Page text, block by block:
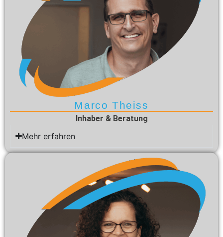
Marco Theiss
Inhaber & Beratung
Mehr erfahren